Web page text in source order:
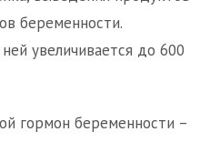
беременности.
увеличивается до 600
гормон беременности –